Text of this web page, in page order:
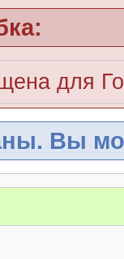
для
Вы